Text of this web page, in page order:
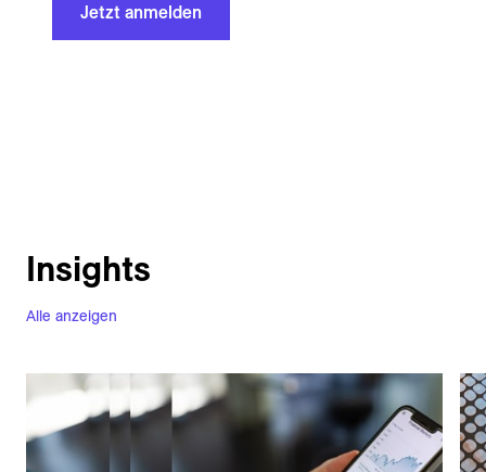
Jetzt anmelden
Alle anzeigen
Insights